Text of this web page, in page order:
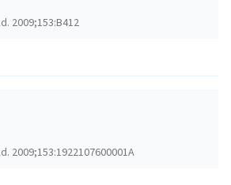
2009;153:B412
2009;153:1922107600001A